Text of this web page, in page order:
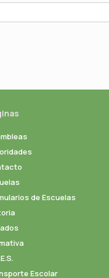
de Escuelas
Escolar